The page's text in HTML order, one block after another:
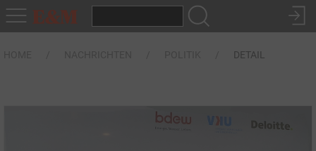
DETAIL